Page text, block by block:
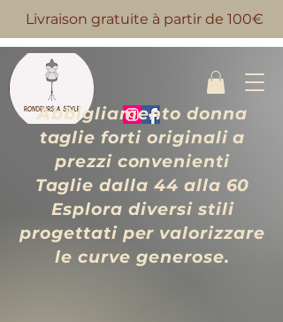
Livraison gratuite à partir de 100€
Abbigliamento donna
taglie forti originali a
prezzi convenienti
Taglie dalla 44 alla 60
Esplora diversi stili
progettati per valorizzare
le curve generose.